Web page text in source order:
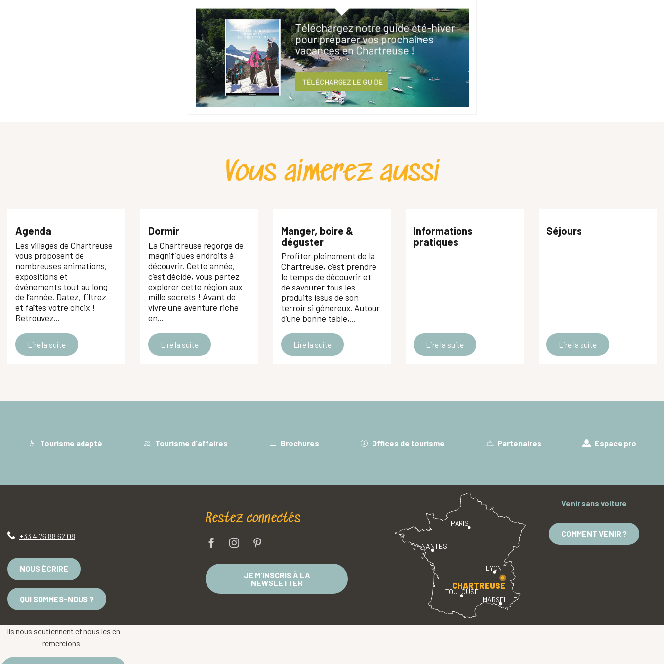
La banque Postale
PC2M
Atelier d'art "Dentelle et doigts de fée"
Les Thermes du Sultan
Vous aimerez aussi
Agenda
Les villages de Chartreuse
vous proposent de
nombreuses animations,
expositions et
événements tout au long
de l’année. Datez, filtrez
et faîtes votre choix !
Retrouvez...
Lire la suite
Dormir
La Chartreuse regorge de
magnifiques endroits à
découvrir. Cette année,
c’est décidé, vous partez
explorer cette région aux
mille secrets ! Avant de
vivre une aventure riche
en...
Lire la suite
Manger, boire &
déguster
Profiter pleinement de la
Chartreuse, c’est prendre
le temps de découvrir et
de savourer tous les
produits issus de son
terroir si généreux. Autour
d’une bonne table,...
Lire la suite
Informations
pratiques
Lire la suite
Séjours
Lire la suite
Tourisme adapté Tourisme d'affaires Brochures Offices de tourisme Partenaires Espace pro
+33 4 76 88 62 08
NOUS ÉCRIRE
QUI SOMMES-NOUS ?
Restez connectés
JE M'INSCRIS À LA
NEWSLETTER
PARIS
LYON
TOULOUSE
MARSEILLE
NANTES
CHARTREUSE
Venir sans voiture
COMMENT VENIR ?
Ils nous soutiennent et nous les en
remercions :